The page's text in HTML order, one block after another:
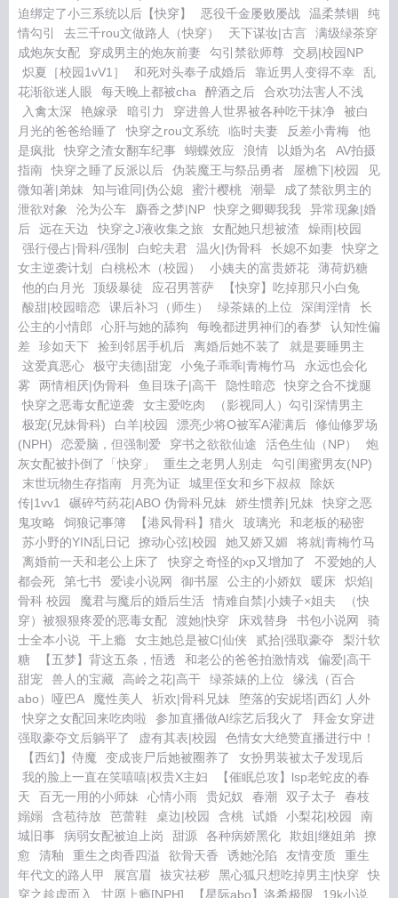
迫绑定了小三系统以后【快穿】
恶役千金屡败屡战 温柔禁锢
纯
情勾引
去三千rou文做路人（快穿） 天下谋妆|古言
满级绿茶穿
成炮灰女配
穿成男主的炮灰前妻 勾引禁欲师尊
交易|校园NP
炽夏［校园1vV1］
和死对头奉子成婚后 靠近男人变得不幸
乱
花渐欲迷人眼
每天晚上都被cha 醉酒之后
合欢功法害人不浅
入禽太深
艳嫁录 暗引力 穿进兽人世界被各种吃干抹净
被白
月光的爸爸给睡了
快穿之rou文系统 临时夫妻 反差小青梅
他
是疯批
快穿之渣女翻车纪事 蝴蝶效应 浪情 以婚为名
AV拍摄
指南
快穿之睡了反派以后 伪装魔王与祭品勇者 屋檐下|校园
见
微知著|弟妹
知与谁同|伪公媳 蜜汁樱桃 潮晕
成了禁欲男主的
泄欲对象
沦为公车 麝香之梦|NP 快穿之卿卿我我
异常现象|婚
后
远在天边 快穿之J液收集之旅 女配她只想被渣
燥雨|校园
强行侵占|骨科/强制
白蛇夫君 温火|伪骨科 长媳不如妻
快穿之
女主逆袭计划
白桃松木（校园） 小姨夫的富贵娇花
薄荷奶糖
他的白月光
顶级暴徒 应召男菩萨
【快穿】吃掉那只小白兔
酸甜|校园暗恋
课后补习（师生） 绿茶婊的上位 深闺淫情
长
公主的小情郎
心肝与她的舔狗 每晚都进男神们的春梦
认知性偏
差
珍如天下 捡到邻居手机后 离婚后她不装了
就是要睡男主
这爱真恶心
极守夫德|甜宠 小兔子乖乖|青梅竹马
永远也会化
雾
两情相厌|伪骨科 鱼目珠子|高干 隐性暗恋
快穿之合不拢腿
快穿之恶毒女配逆袭
女主爱吃肉
（影视同人）勾引深情男主
极宠(兄妹骨科)
白羊|校园 漂亮少将O被军A灌满后
修仙修罗场
(NPH)
恋爱脑，但强制爱 穿书之欲欲仙途 活色生仙（NP）
炮
灰女配被扑倒了「快穿」
重生之老男人别走
勾引闺蜜男友(NP)
末世玩物生存指南
月亮为证 城里侄女和乡下叔叔
除妖
传|1vv1
碾碎芍药花|ABO 伪骨科兄妹 娇生惯养|兄妹
快穿之恶
鬼攻略
饲狼记事簿 【港风骨科】猎火 玻璃光
和老板的秘密
苏小野的YIN乱日记
撩动心弦|校园 她又娇又媚
将就|青梅竹马
离婚前一天和老公上床了
快穿之奇怪的xp又增加了
不爱她的人
都会死
第七书 爱读小说网 御书屋 公主的小娇奴 暖床
炽焰|
骨科 校园
魔君与魔后的婚后生活 情难自禁|小姨子×姐夫
（快
穿）被狠狠疼爱的恶毒女配
渡她|快穿 床戏替身 书包小说网
骑
士全本小说
干上瘾 女主她总是被C|仙侠 贰拾|强取豪夺
梨汁软
糖
【五梦】背这五条，悟透 和老公的爸爸拍激情戏
偏爱|高干
甜宠
兽人的宝藏 高岭之花|高干 绿茶婊的上位
缘浅（百合
abo）哑巴A
魔性美人 祈欢|骨科兄妹
堕落的安妮塔|西幻 人外
快穿之女配回来吃肉啦
参加直播做AI综艺后我火了
拜金女穿进
强取豪夺文后躺平了
虚有其表|校园
色情女大绝赞直播进行中！
【西幻】侍魔
变成丧尸后她被圈养了
女扮男装被太子发现后
我的脸上一直在笑嘻嘻|权贵X主妇
【催眠总攻】lsp老蛇皮的春
天
百无一用的小师妹 心情小雨 贵妃奴 春潮 双子太子
春枝
嫋嫋
含苞待放 芭蕾鞋 桌边|校园 含桃 试婚 小梨花|校园
南
城旧事
病弱女配被迫上岗 甜源 各种病娇黑化 欺姐|继姐弟
撩
愈
清釉 重生之肉香四溢 欲骨天香 诱她沦陷 友情变质
重生
年代文的路人甲
展宫眉 袚灾祛秽 黑心狐只想吃掉男主|快穿
快
穿之趁虚而入
甘愿上瘾[NPH] 【星际abo】洛希极限 19k小说